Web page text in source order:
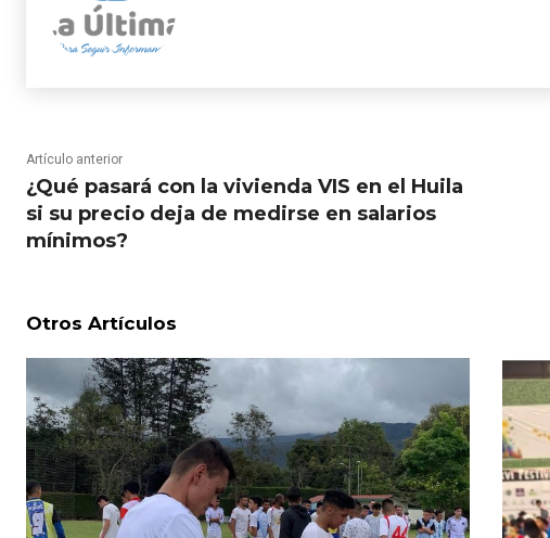
Artículo anterior
¿Qué pasará con la vivienda VIS en el Huila
si su precio deja de medirse en salarios
mínimos?
Otros Artículos